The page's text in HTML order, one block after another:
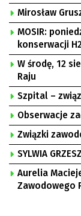
Mirosław
MOSIR:
konserwacji
W środę, 12
Raju
Szpital –
Obserwacje
Związki
SYLWIA
Aurelia
Zawodowego